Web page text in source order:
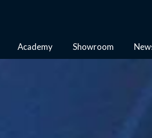
Academy Showroom